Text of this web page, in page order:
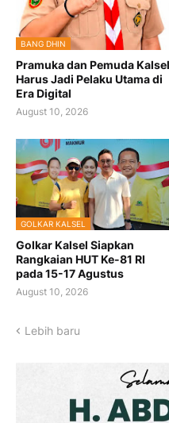
BANG DHIN
Pramuka dan Pemuda Kalsel
Harus Jadi Pelaku Utama di
Era Digital
August 10, 2026
GOLKAR KALSEL
Golkar Kalsel Siapkan
Rangkaian HUT Ke-81 RI
pada 15-17 Agustus
August 10, 2026
Lebih baru